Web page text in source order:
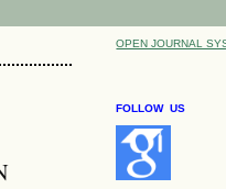
OPEN JOURNAL
FOLLOW US